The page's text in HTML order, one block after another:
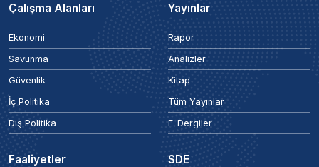
Çalışma Alanları
Ekonomi
Savunma
Güvenlik
İç Politika
Dış Politika
Yayınlar
Rapor
Analizler
Kitap
Tüm Yayınlar
E-Dergiler
Faaliyetler SDE